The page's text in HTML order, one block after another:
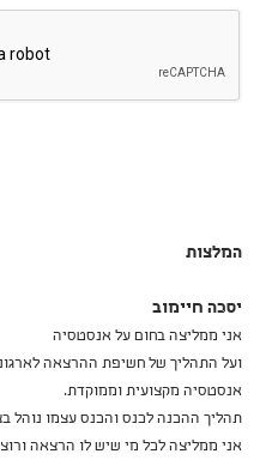
המלצות
יסכה חיימוב
אני ממליצה בחום על אנסטסיה
ועל התהליך של חשיפת ההרצאה
אנסטסיה מקצועית וממוקדת.
תהליך ההכנה לכנס והכנס עצמו נוהל
אני ממליצה לכל מי שיש לו הרצאה